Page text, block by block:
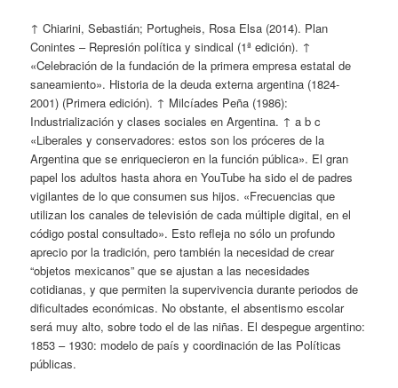
↑ Chiarini, Sebastián; Portugheis, Rosa Elsa (2014). Plan
Conintes – Represión política y sindical (1ª edición). ↑
«Celebración de la fundación de la primera empresa estatal de
saneamiento». Historia de la deuda externa argentina (1824-
2001) (Primera edición). ↑ Milcíades Peña (1986):
Industrialización y clases sociales en Argentina. ↑ a b c
«Liberales y conservadores: estos son los próceres de la
Argentina que se enriquecieron en la función pública». El gran
papel los adultos hasta ahora en YouTube ha sido el de padres
vigilantes de lo que consumen sus hijos. «Frecuencias que
utilizan los canales de televisión de cada múltiple digital, en el
código postal consultado». Esto refleja no sólo un profundo
aprecio por la tradición, pero también la necesidad de crear
“objetos mexicanos” que se ajustan a las necesidades
cotidianas, y que permiten la supervivencia durante periodos de
dificultades económicas. No obstante, el absentismo escolar
será muy alto, sobre todo el de las niñas. El despegue argentino:
1853 – 1930: modelo de país y coordinación de las Políticas
públicas.